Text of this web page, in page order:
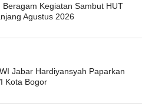
Beragam Kegiatan Sambut HUT
Agustus 2026
Jabar Hardiyansyah Paparkan
Kota Bogor